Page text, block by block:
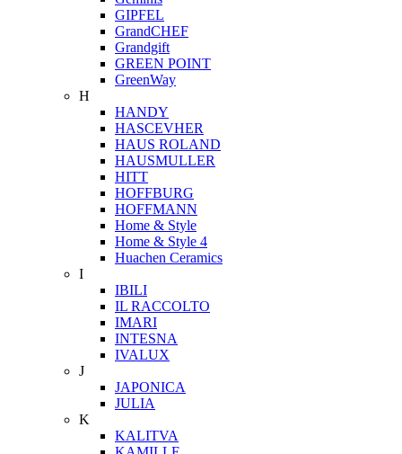
GIPFEL
GrandCHEF
Grandgift
GREEN POINT
GreenWay
H
HANDY
HASCEVHER
HAUS ROLAND
HAUSMULLER
HITT
HOFFBURG
HOFFMANN
Home & Style
Home & Style 4
Huachen Ceramics
I
IBILI
IL RACCOLTO
IMARI
INTESNA
IVALUX
J
JAPONICA
JULIA
K
KALITVA